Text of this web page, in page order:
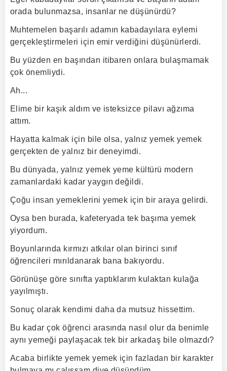
orada bulunmazsa, insanlar ne düşünürdü?
Muhtemelen başarılı adamın kabadayılara eylemi
gerçekleştirmeleri için emir verdiğini düşünürlerdi.
Bu yüzden en başından itibaren onlara bulaşmamak
çok önemliydi.
Ah...
Elime bir kaşık aldım ve isteksizce pilavı ağzıma
attım.
Hayatta kalmak için bile olsa, yalnız yemek yemek
gerçekten de yalnız bir deneyimdi.
Bu dünyada, yalnız yemek yeme kültürü modern
zamanlardaki kadar yaygın değildi.
Çoğu insan yemeklerini yemek için bir araya gelirdi.
Oysa ben burada, kafeteryada tek başıma yemek
yiyordum.
Boyunlarında kırmızı atkılar olan birinci sınıf
öğrencileri mırıldanarak bana bakıyordu.
Görünüşe göre sınıfta yaptıklarım kulaktan kulağa
yayılmıştı.
Sonuç olarak kendimi daha da mutsuz hissettim.
Bu kadar çok öğrenci arasında nasıl olur da benimle
aynı yemeği paylaşacak tek bir arkadaş bile olmazdı?
Acaba birlikte yemek yemek için fazladan bir karakter